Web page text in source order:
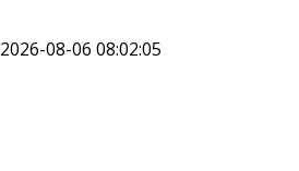
2026-08-06 08:02:05